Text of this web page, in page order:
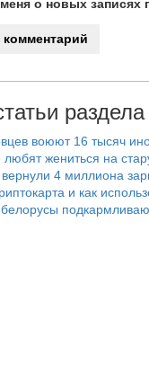
о новых записях
раздела
воюют 16 тысяч
жениться на
4 миллиона
и как